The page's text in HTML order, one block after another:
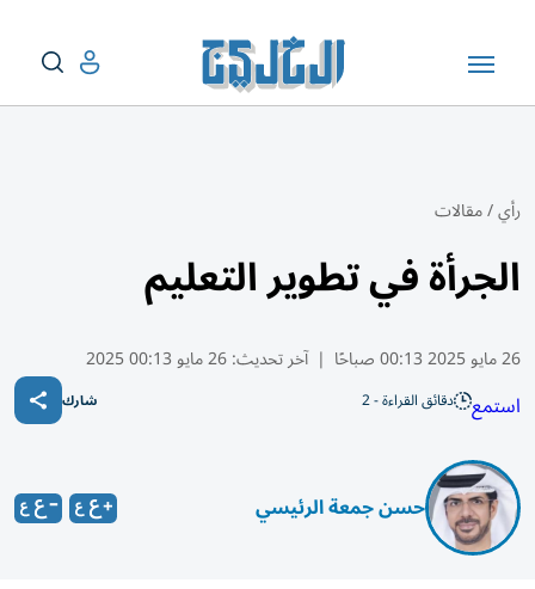
رأي/مقالات
الجرأة في تطوير التعليم
26 مايو 2025 00:13 صباحًا | آخر تحديث:26 مايو 00:13 2025
استمع دقائق القراءة - 2 شارك
حسن جمعة الرئيسي